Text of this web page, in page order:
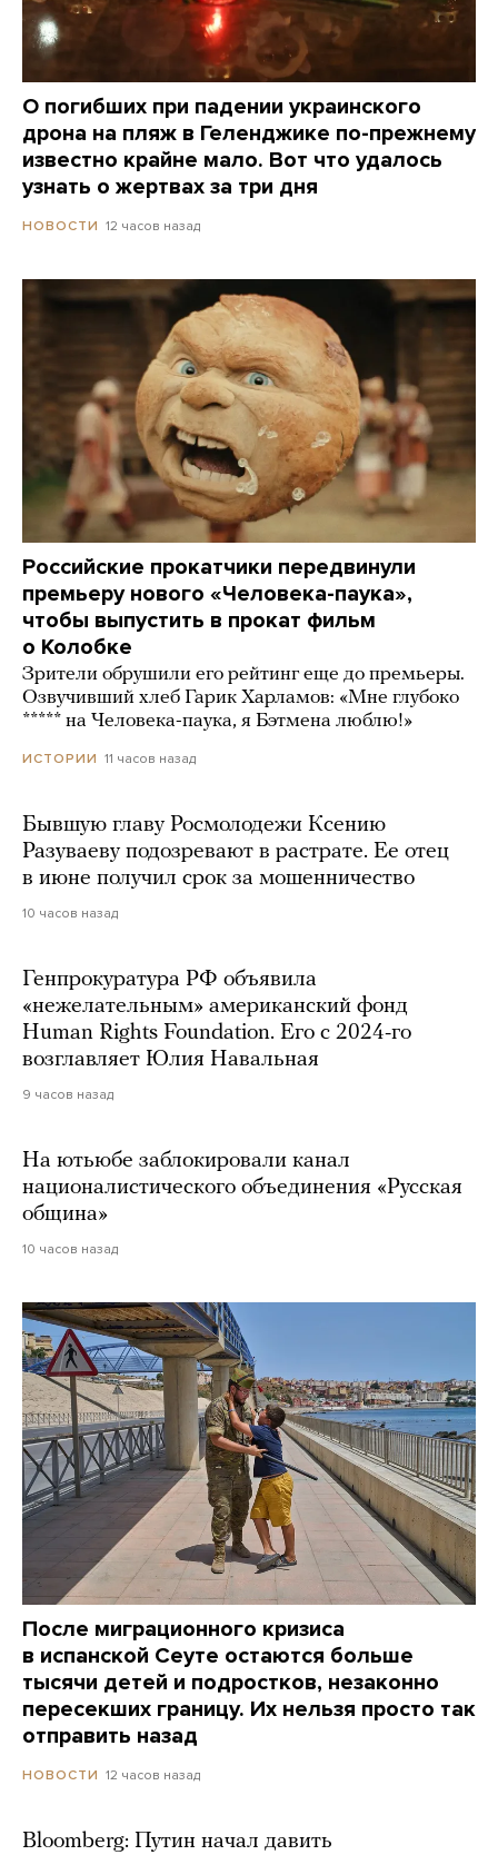
О погибших при падении украинского
дрона на пляж в Геленджике по-прежнему
известно крайне мало. Вот что удалось
узнать о жертвах за три дня
НОВОСТИ 12 часов назад
Российские прокатчики передвинули
премьеру нового «Человека-паука»,
чтобы выпустить в прокат фильм
о Колобке
Зрители обрушили его рейтинг еще до премьеры.
Озвучивший хлеб Гарик Харламов: «Мне глубоко
***** на Человека-паука, я Бэтмена люблю!»
ИСТОРИИ 11 часов назад
Бывшую главу Росмолодежи Ксению
Разуваеву подозревают в растрате. Ее отец
в июне получил срок за мошенничество
10 часов назад
Генпрокуратура РФ объявила
«нежелательным» американский фонд
Human Rights Foundation. Его с 2024-го
возглавляет Юлия Навальная
9 часов назад
На ютьюбе заблокировали канал
националистического объединения «Русская
община»
10 часов назад
После миграционного кризиса
в испанской Сеуте остаются больше
тысячи детей и подростков, незаконно
пересекших границу. Их нельзя просто так
отправить назад
НОВОСТИ 12 часов назад
Bloomberg: Путин начал давить